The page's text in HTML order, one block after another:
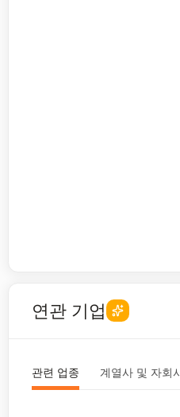
연관 기업
관련 업종 계열사 및 자회